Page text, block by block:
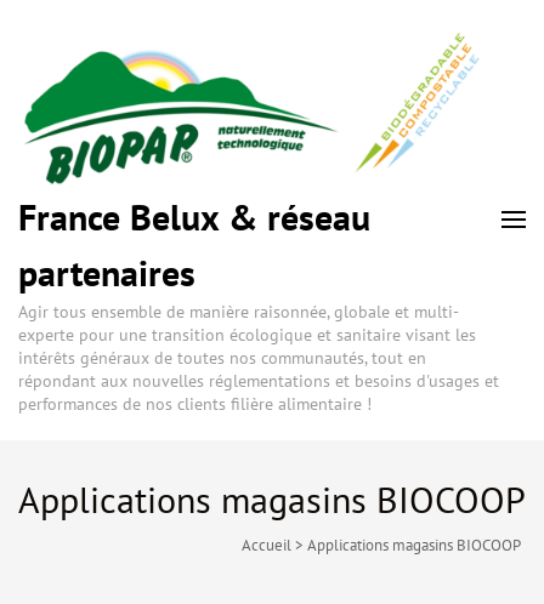
France Belux & réseau
partenaires
Agir tous ensemble de manière raisonnée, globale et multi-
experte pour une transition écologique et sanitaire visant les
intérêts généraux de toutes nos communautés, tout en
répondant aux nouvelles réglementations et besoins d'usages et
performances de nos clients filière alimentaire !
Applications magasins BIOCOOP
Accueil> Applications magasins BIOCOOP